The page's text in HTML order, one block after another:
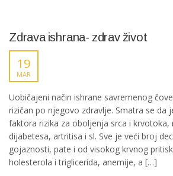
Zdrava ishrana- zdrav život
19
MAR
Uobičajeni način ishrane savremenog
rizičan po njegovo zdravlje. Smatra se da
faktora rizika za oboljenja srca i krvotoka,
dijabetesa, artritisa i sl. Sve je veći broj
gojaznosti, pate i od visokog krvnog
holesterola i triglicerida, anemije, a […]